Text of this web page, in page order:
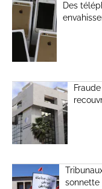
Des
sonnette